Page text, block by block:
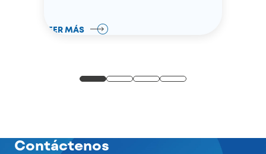
LEER MÁS
Contáctenos